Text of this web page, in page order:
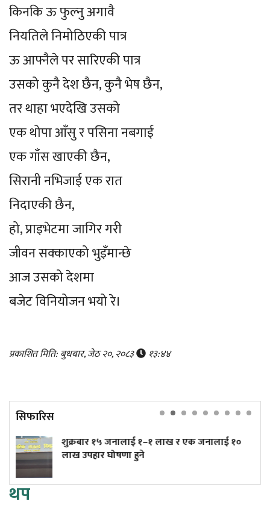
किनकि ऊ फुल्नु अगावै
नियतिले निमोठिएकी पात्र
ऊ आफ्नैले पर सारिएकी पात्र
उसको कुनै देश छैन, कुनै भेष छैन,
तर थाहा भएदेखि उसको
एक थोपा आँसु र पसिना नबगाई
एक गाँस खाएकी छैन,
सिरानी नभिजाई एक रात
निदाएकी छैन,
हो, प्राइभेटमा जागिर गरी
जीवन सक्काएको भुइँमान्छे
आज उसको देशमा
बजेट विनियोजन भयो रे।
प्रकाशित मिति: बुधबार, जेठ २०, २०८३ १३:४४
सिफारिस
१–१ लाख र एक जनालाई १०
हुने
त्रिपुरेश्वरमा
थप